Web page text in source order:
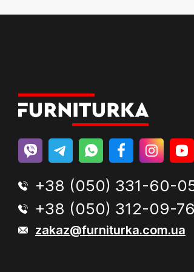
+38 (050) 331-60-
+38 (050) 312-09-76
zakaz@furniturka.com.ua